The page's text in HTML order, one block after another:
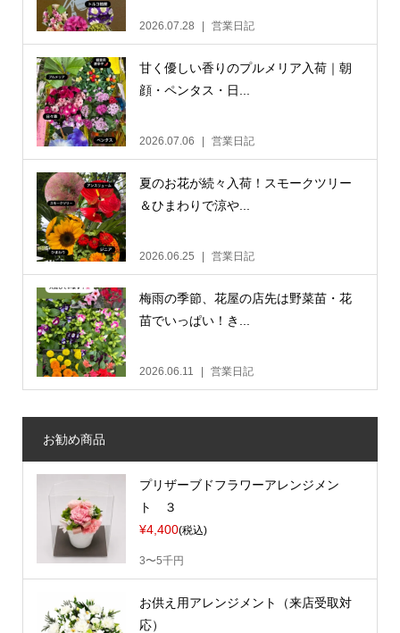
2026.07.28 営業日記
甘く優しい香りのプルメリア入荷｜朝
顔・ペンタス・日...
2026.07.06 営業日記
夏のお花が続々入荷！スモークツリー
＆ひまわりで涼や...
2026.06.25 営業日記
梅雨の季節、花屋の店先は野菜苗・花
苗でいっぱい！き...
2026.06.11 営業日記
お勧め商品
プリザーブドフラワーアレンジメン
ト ３
¥4,400(税込)
3〜5千円
お供え用アレンジメント（来店受取対
応）